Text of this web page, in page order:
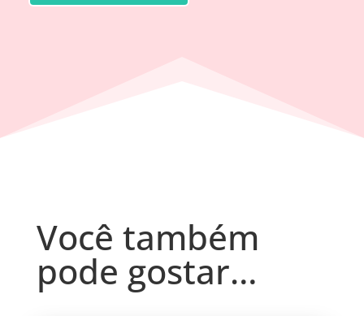
Você também
pode gostar…